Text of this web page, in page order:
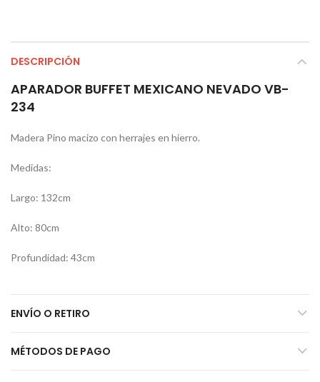
DESCRIPCIÓN
APARADOR BUFFET MEXICANO NEVADO VB-
234
Madera Pino macizo con herrajes en hierro.
Medidas:
Largo: 132cm
Alto: 80cm
Profundidad: 43cm
ENVÍO O RETIRO
MÉTODOS DE PAGO